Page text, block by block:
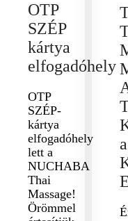
OTP
SZÉP
kártya
elfogadóhely
OTP
SZÉP-
kártya
elfogadóhely
lett a
NUCHABA
Thai
Massage!
Örömmel
a